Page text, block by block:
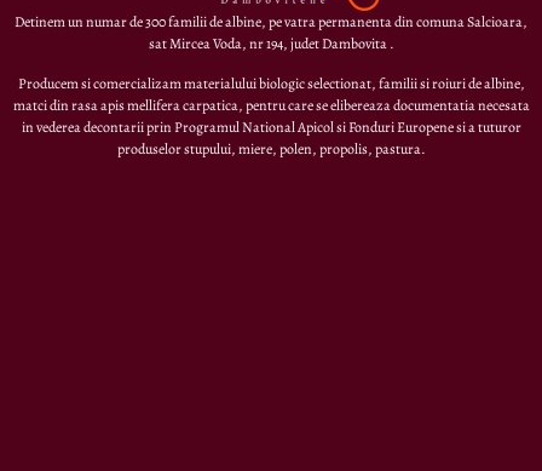
Detinem un numar de 300 familii de albine, pe vatra permanenta din comuna Salcioara,
sat Mircea Voda, nr 194, judet Dambovita .
Producem si comercializam materialului biologic selectionat, familii si roiuri de albine,
matci din rasa apis mellifera carpatica, pentru care se elibereaza documentatia necesata
in vederea decontarii prin Programul National Apicol si Fonduri Europene si a tuturor
produselor stupului, miere, polen, propolis, pastura.